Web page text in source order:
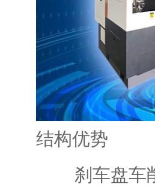
‌结构优势‌
刹车盘车削